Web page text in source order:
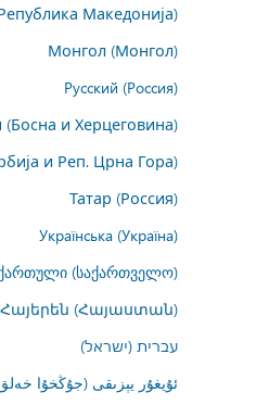
Македонија)
Монгол (Монгол)
Русский (Россия)
(Босна и Херцеговина)
и Реп. Црна Гора)
Татар (Россия)
Українська (Україна)
(საქართველო)
Հայերեն (Հայաստան)
עברית (ישראל)
ئۇيغۇر يېزىقى (جۇڭخۇا